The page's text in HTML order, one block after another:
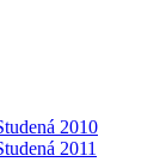
2010
2011